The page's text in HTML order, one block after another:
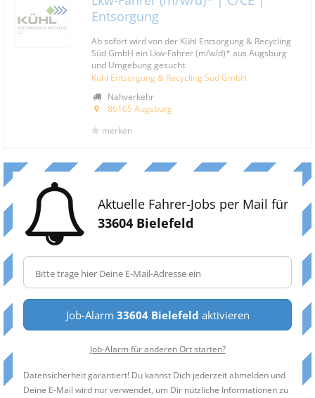
Entsorgung
Ab sofort wird von der Kühl Entsorgung & Recycling
Süd GmbH ein Lkw-Fahrer (m/w/d)* aus Augsburg
und Umgebung gesucht.
Kühl Entsorgung & Recycling Süd GmbH
Nahverkehr
86165 Augsburg
merken
Aktuelle Fahrer-Jobs per Mail für
33604 Bielefeld
Job-Alarm 33604 Bielefeld aktivieren
Job-Alarm für anderen Ort starten?
Datensicherheit garantiert! Du kannst Dich jederzeit abmelden und
Deine E-Mail wird nur verwendet, um Dir nützliche Informationen zu